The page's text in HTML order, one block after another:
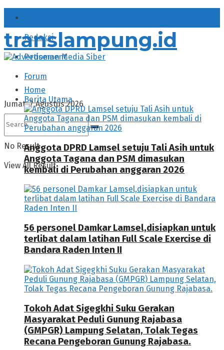
Redaksi
Pedoman Media Siber
Forum
Jumat, 7 Agustus 2026
No Result
View All Result
translampung.id
Home
Berita Utama
Anggota DPRD Lamsel setuju Tali Asih untuk
Anggota Tagana dan PSM dimasukan
kembali di Perubahan anggaran 2026
56 personel Damkar Lamsel,disiapkan untuk
terlibat dalam latihan Full Scale Exercise di
Bandara Raden Inten II
Tokoh Adat Sigegkhi Suku Gerakan
Masyarakat Peduli Gunung Rajabasa
(GMPGR) Lampung Selatan, Tolak Tegas
Recana Pengeboran Gunung Rajabasa.